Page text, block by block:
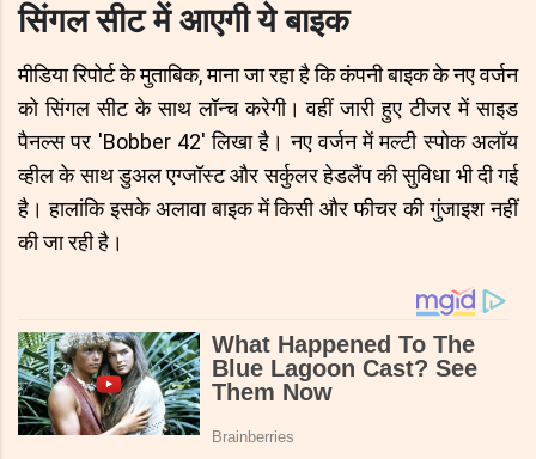
सिंगल सीट में आएगी ये बाइक
मीडिया रिपोर्ट के मुताबिक, माना जा रहा है कि कंपनी बाइक के नए वर्जन
को सिंगल सीट के साथ लॉन्च करेगी। वहीं जारी हुए टीजर में साइड
पैनल्स पर 'Bobber 42' लिखा है। नए वर्जन में मल्टी स्पोक अलॉय
व्हील के साथ डुअल एग्जॉस्ट और सर्कुलर हेडलैंप की सुविधा भी दी गई
है। हालांकि इसके अलावा बाइक में किसी और फीचर की गुंजाइश नहीं
की जा रही है।